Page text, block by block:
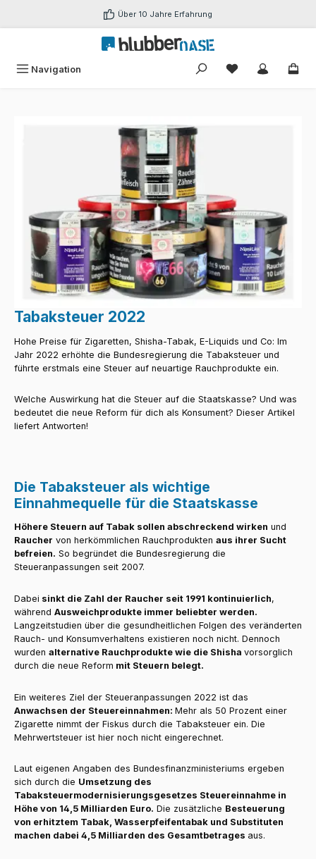
Zum Hauptinhalt springen Über 10 Jahre Erfahrung
Navigation Du hast 0
Tabaksteuer 2022
Hohe Preise für Zigaretten, Shisha-Tabak, E-Liquids und Co: Im
Jahr 2022 erhöhte die Bundesregierung die Tabaksteuer und
führte erstmals eine Steuer auf neuartige Rauchprodukte ein.
Welche Auswirkung hat die Steuer auf die Staatskasse? Und was
bedeutet die neue Reform für dich als Konsument? Dieser Artikel
liefert Antworten!
Die Tabaksteuer als wichtige
Einnahmequelle für die Staatskasse
Höhere Steuern auf Tabak sollen abschreckend wirken und
Raucher von herkömmlichen Rauchprodukten aus ihrer Sucht
befreien. So begründet die Bundesregierung die
Steueranpassungen seit 2007.
Dabei sinkt die Zahl der Raucher seit 1991 kontinuierlich,
während Ausweichprodukte immer beliebter werden.
Langzeitstudien über die gesundheitlichen Folgen des veränderten
Rauch- und Konsumverhaltens existieren noch nicht. Dennoch
wurden alternative Rauchprodukte wie die Shisha vorsorglich
durch die neue Reform mit Steuern belegt.
Ein weiteres Ziel der Steueranpassungen 2022 ist das
Anwachsen der Steuereinnahmen: Mehr als 50 Prozent einer
Zigarette nimmt der Fiskus durch die Tabaksteuer ein. Die
Mehrwertsteuer ist hier noch nicht eingerechnet.
Laut eigenen Angaben des Bundesfinanzministeriums ergeben
sich durch die Umsetzung des
Tabaksteuermodernisierungsgesetzes Steuereinnahme in
Höhe von 14,5 Milliarden Euro. Die zusätzliche Besteuerung
von erhitztem Tabak, Wasserpfeifentabak und Substituten
machen dabei 4,5 Milliarden des Gesamtbetrages aus.